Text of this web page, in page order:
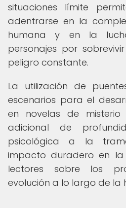
situaciones límite
adentrarse en la
humana y en la
personajes por
peligro constante.
La utilización de
escenarios para el
en novelas de
adicional de
psicológica a la
impacto duradero en
lectores sobre los
evolución a lo largo de la